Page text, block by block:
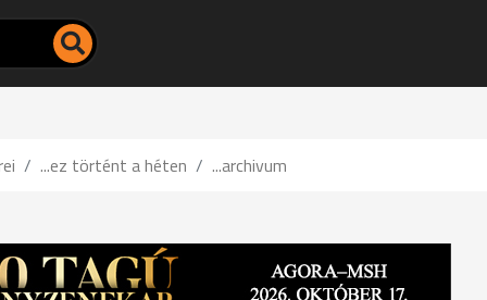
...ez történt a héten ...archivum